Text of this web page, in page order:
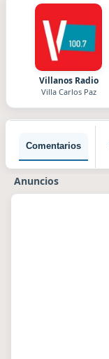
Villanos Radio
Villa Carlos Paz
Comentarios
Anuncios